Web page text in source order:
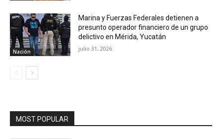
Nación
Marina y Fuerzas Federales detienen a
presunto operador financiero de un grupo
delictivo en Mérida, Yucatán
julio 31, 2026
MOST POPULAR